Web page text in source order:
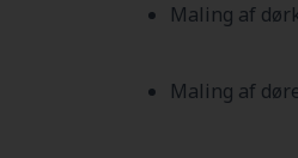
Maling af
Maling af